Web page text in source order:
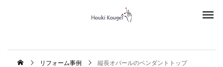
リフォーム事例 縦長オパールのペンダントトップ